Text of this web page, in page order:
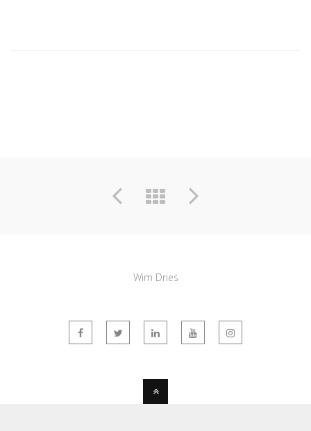
Wim Dries